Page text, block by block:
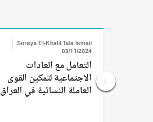
Soraya El-Khalil,Tala Ismail
03/11/2024
التعامل مع العادات
الاجتماعية لتمكين القوى
العاملة النسائية في العراق